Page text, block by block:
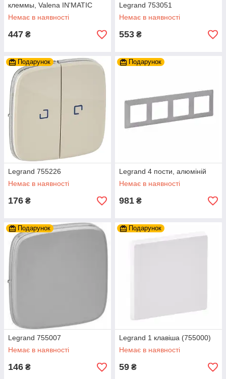
клеммы, Valena IN'MATIC
Немає в наявності
447 ₴
Legrand 753051
Немає в наявності
553 ₴
Подарунок
Legrand 755226
Немає в наявності
176 ₴
Подарунок
Legrand 4 пости, алюміній
Немає в наявності
981 ₴
Подарунок
Legrand 755007
Немає в наявності
146 ₴
Подарунок
Legrand 1 клавіша (755000)
Немає в наявності
59 ₴